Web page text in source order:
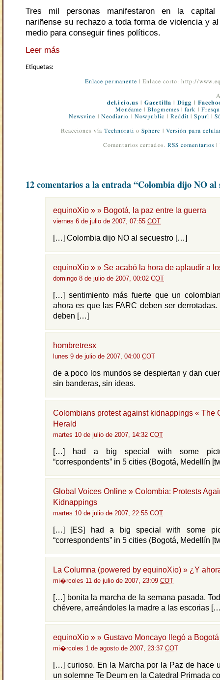
Tres mil personas manifestaron en la capital
nariñense su rechazo a toda forma de violencia y
medio para conseguir fines políticos.
Leer más
Etiquetas:
Enlace permanente | Enlace corto: http://
del.icio.us |Gacetilla |Digg |
Menéame |Blogmemes |fark |
Newsvine | Neodiario | Nowpublic | Reddit |Spurl |
Reacciones vía Technorati o Sphere | Versión para
Comentarios cerrados. RSS comentarios |
12 comentarios a la entrada “Colombia dijo NO al
equinoXio » » Bogotá, la paz entre la guerra
viernes 6 de julio de 2007, 07:55 COT
[…] Colombia dijo NO al secuestro […]
equinoXio » » Se acabó la hora de aplaudir a
domingo 8 de julio de 2007, 00:02 COT
[…] sentimiento más fuerte que un
ahora es que las FARC deben ser derrotadas.
deben […]
hombretresx
lunes 9 de julio de 2007, 04:00 COT
de a poco los mundos se despiertan y dan
sin banderas, sin ideas.
Colombians protest against kidnappings « The
Herald
martes 10 de julio de 2007, 14:32 COT
[…] had a big special with some
“correspondents” in 5 cities (Bogotá, Medellín
Global Voices Online » Colombia: Protests
Kidnappings
martes 10 de julio de 2007, 22:55 COT
[…] [ES] had a big special with some
“correspondents” in 5 cities (Bogotá, Medellín
La Columna (powered by equinoXio) » ¿Y
mi�rcoles 11 de julio de 2007, 23:09 COT
[…] bonita la marcha de la semana pasada.
chévere, arreándoles la madre a las escorias
equinoXio » » Gustavo Moncayo llegó a Bogotá
mi�rcoles 1 de agosto de 2007, 23:37 COT
[…] curioso. En la Marcha por la Paz de hace
un solemne Te Deum en la Catedral Primada